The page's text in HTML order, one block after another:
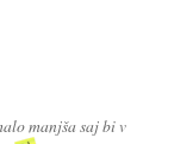
manjša saj bi v